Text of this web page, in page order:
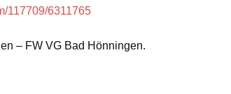
117709/6311765
– FW VG Bad Hönningen.